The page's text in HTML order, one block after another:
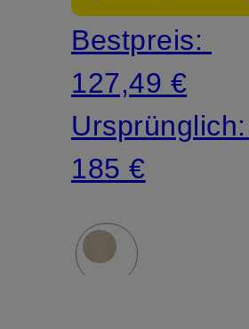
Bestpreis:
127,49 €
Ursprünglich:
185 €